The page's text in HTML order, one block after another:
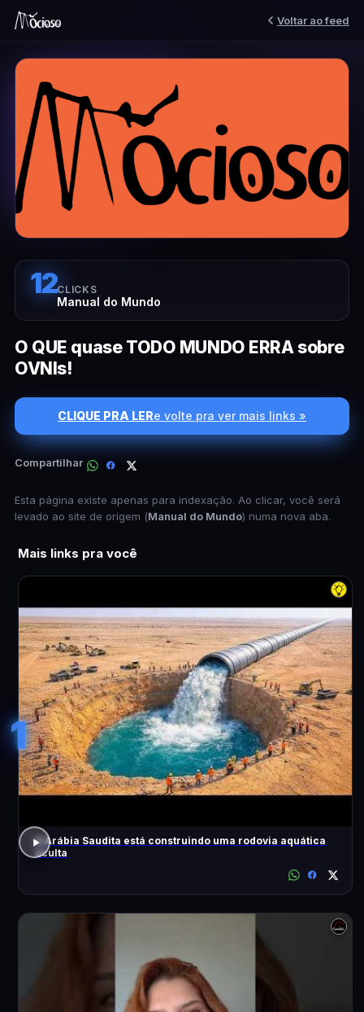
Voltar ao feed
12CLICKS
Manual do Mundo
O QUE quase TODO MUNDO ERRA sobre
OVNIs!
CLIQUE PRA LERe volte pra ver mais links »
Compartilhar
Esta página existe apenas para indexação. Ao clicar, você será
levado ao site de origem (Manual do Mundo) numa nova aba.
Mais links pra você
1
A Arábia Saudita está construindo uma rodovia aquática
oculta